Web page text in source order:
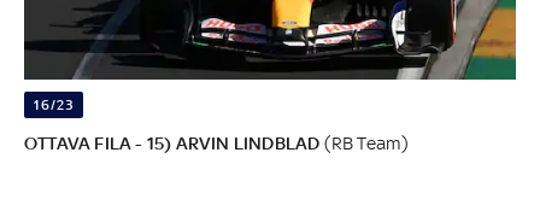
16/23
OTTAVA FILA - 15) ARVIN LINDBLAD (RB Team)